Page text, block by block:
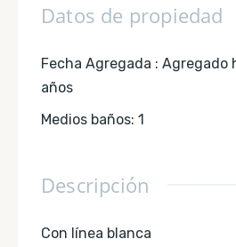
Datos de propiedad
Fecha Agregada : Agregado
años
Medios baños: 1
Descripción
Con línea blanca